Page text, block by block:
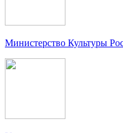
Министерство Культуры